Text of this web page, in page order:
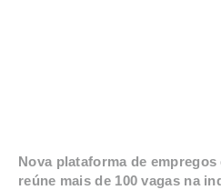
Nova plataforma de empregos
reúne mais de 100 vagas na